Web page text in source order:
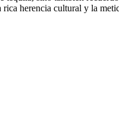
herencia cultural y la